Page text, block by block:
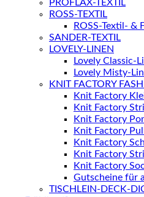
PROFLAX-TEXTIL
ROSS-TEXTIL
ROSS-Textil- &
SANDER-TEXTIL
LOVELY-LINEN
Lovely Classic-
Lovely Misty-
KNIT FACTORY
Knit Factory
Knit Factory
Knit Factory
Knit Factory
Knit Factory
Knit Factory
Knit Factory
Gutscheine für
TISCHLEIN-DECK-